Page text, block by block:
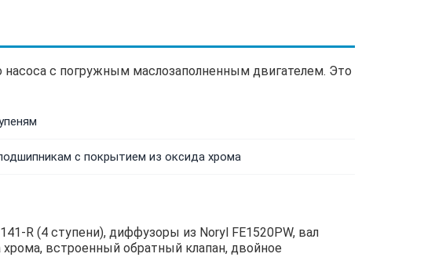
насоса с погружным маслозаполненным двигателем. Это
с покрытием из оксида хрома
R (4 ступени), диффузоры из Noryl FE1520PW, вал
встроенный обратный клапан, двойное